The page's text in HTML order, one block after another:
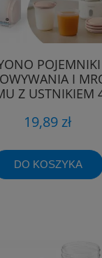
I
Z USTNIKIEM
19,89 zł
DO KOSZYKA